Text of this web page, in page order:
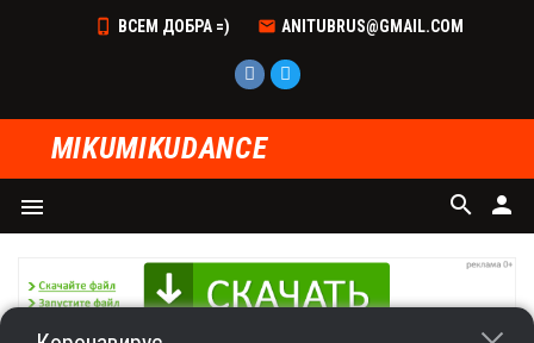
ВСЕМ ДОБРА =) ANITUBRUS@GMAIL.COM
MIKUMIKUDANCE
menu person
search